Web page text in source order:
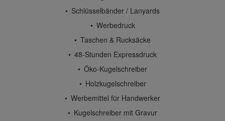
Schlüsselbänder / Lanyards
Werbedruck
Taschen & Rucksäcke
48-Stunden Expressdruck
Öko-Kugelschreiber
Holzkugelschreiber
Werbemittel für Handwerker
Kugelschreiber mit Gravur